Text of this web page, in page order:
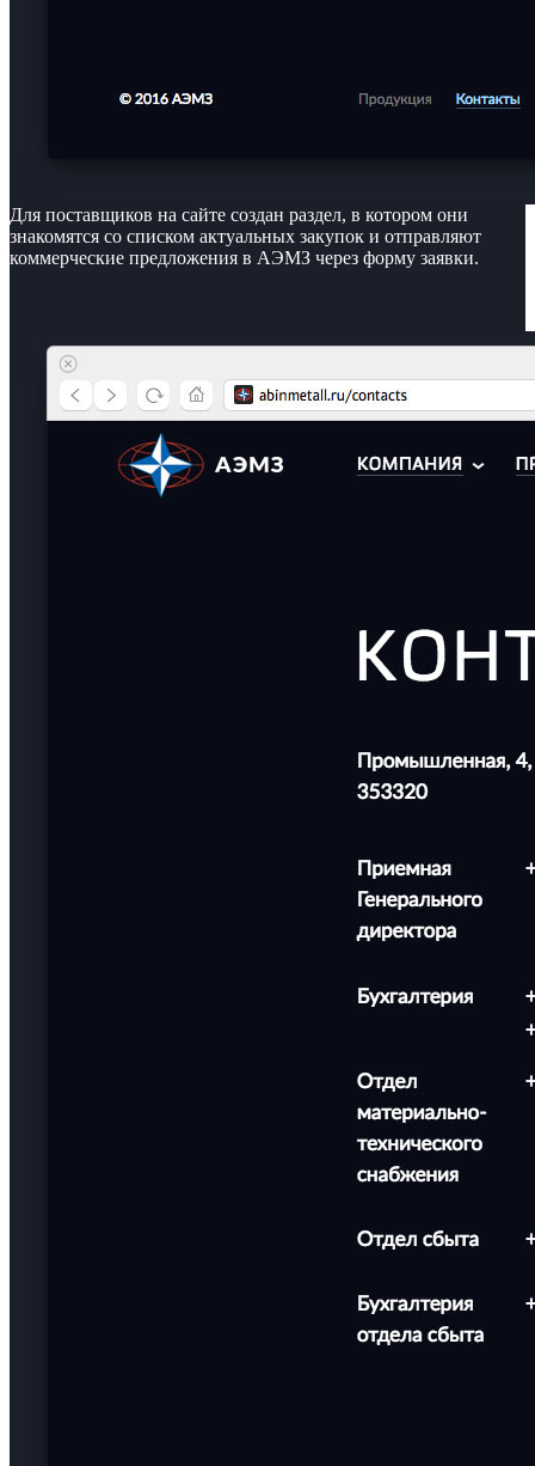
Для поставщиков на сайте создан раздел, в котором они
знакомятся со списком актуальных закупок и отправляют
коммерческие предложения в АЭМЗ через форму заявки.